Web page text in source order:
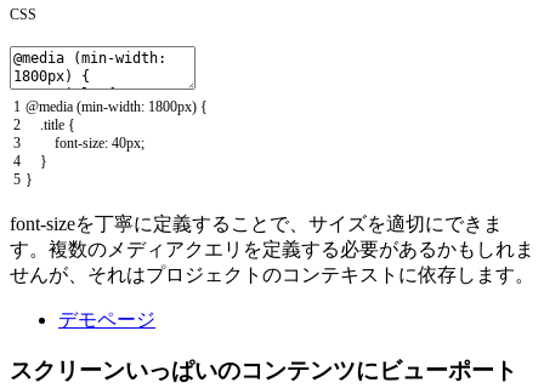
CSS
1
2
3
4
5
@media (min-width: 1800px) {
title {
font-size: 40px;
}
}
font-sizeを丁寧に定義することで、サイズを適切にできま
す。複数のメディアクエリを定義する必要があるかもしれま
せんが、それはプロジェクトのコンテキストに依存します。
デモページ
スクリーンいっぱいのコンテンツにビューポート